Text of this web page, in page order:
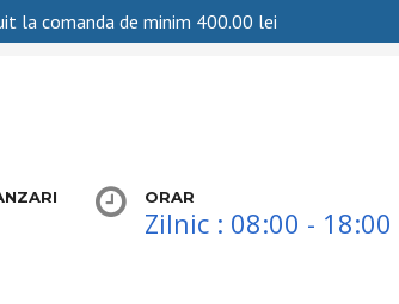
ORAR
Zilnic : 08:00 - 18:00
la comanda de minim 400.00 lei